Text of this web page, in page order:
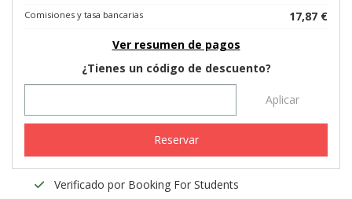
Comisiones y tasa bancarias
17,87 €
Ver resumen de pagos
¿Tienes un código de descuento?
Aplicar
Reservar
Verificado por Booking For Students